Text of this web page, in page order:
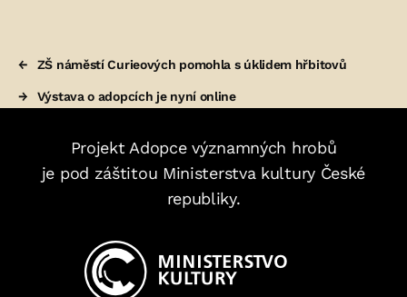
← ZŠ náměstí Curieových pomohla s úklidem hřbitovů
→ Výstava o adopcích je nyní online
Projekt Adopce významných hrobů
je pod záštitou Ministerstva kultury České
republiky.